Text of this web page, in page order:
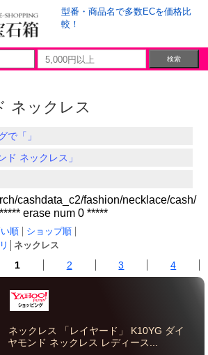
型番・商品名で多数ECを価格比
較！
ネックレス
で「」
ド ネックレス」
cashdata_c2/fashion/necklace/cash/
erase num 0 *****
順
ショップ順
ネックレス
1 2 3 4
ネックレス 「レイヤード」 K10YG ダイ
ヤモンド ネックレス レディース...